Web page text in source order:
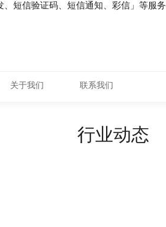
短信验证码、短信通知、彩信」等服务
关于我们 联系我们
行业动态